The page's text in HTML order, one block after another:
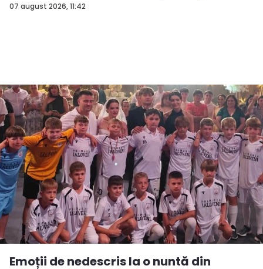
07 august 2026, 11:42
Emoții de nedescris la o nuntă din